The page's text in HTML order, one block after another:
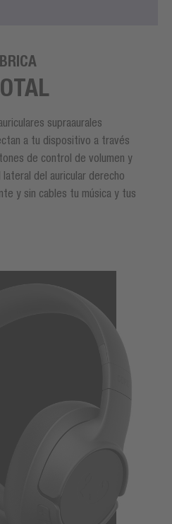
supraaurales
a tu dispositivo a través
de control de volumen y
del auricular derecho
y sin cables tu música y tus